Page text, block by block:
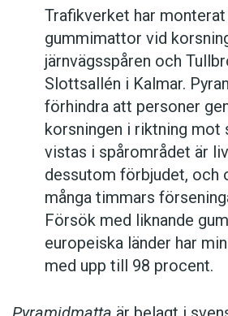
Trafikverket har
gummimattor vid
järnvägsspåren och
Slottsallén i Kalmar.
förhindra att personer
korsningen i riktning mot
vistas i spårområdet är
dessutom förbjudet, och
många timmars
Försök med liknande
europeiska länder har
med upp till 98 procent.